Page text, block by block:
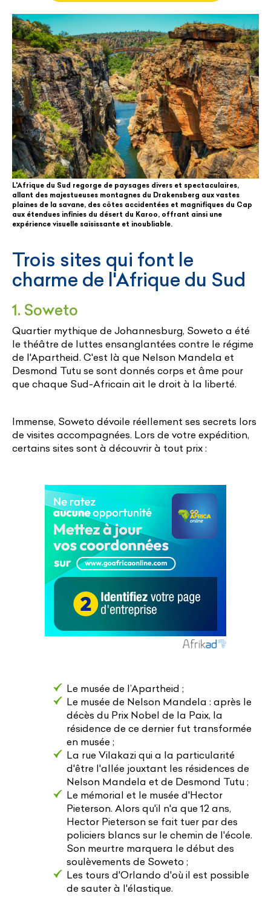
L'Afrique du Sud regorge de paysages divers et spectaculaires,
allant des majestueuses montagnes du Drakensberg aux vastes
plaines de la savane, des côtes accidentées et magnifiques du Cap
aux étendues infinies du désert du Karoo, offrant ainsi une
expérience visuelle saisissante et inoubliable.
Trois sites qui font le
charme de l'Afrique du Sud
1. Soweto
Quartier mythique de Johannesburg, Soweto a été
le théâtre de luttes ensanglantées contre le régime
de l'Apartheid. C'est là que Nelson Mandela et
Desmond Tutu se sont donnés corps et âme pour
que chaque Sud-Africain ait le droit à la liberté.
Immense, Soweto dévoile réellement ses secrets lors
de visites accompagnées. Lors de votre expédition,
certains sites sont à découvrir à tout prix :
Le musée de l’Apartheid ;
Le musée de Nelson Mandela : après le
décès du Prix Nobel de la Paix, la
résidence de ce dernier fut transformée
en musée ;
La rue Vilakazi qui a la particularité
d'être l'allée jouxtant les résidences de
Nelson Mandela et de Desmond Tutu ;
Le mémorial et le musée d'Hector
Pieterson. Alors qu'il n'a que 12 ans,
Hector Pieterson se fait tuer par des
policiers blancs sur le chemin de l'école.
Son meurtre marquera le début des
soulèvements de Soweto ;
Les tours d'Orlando d'où il est possible
de sauter à l'élastique.